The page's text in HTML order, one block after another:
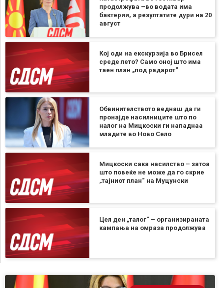
продолжува –во водата има
бактерии, а резултатите дури на 20
август
Кој оди на екскурзија во Брисел
среде лето? Само оној што има
таен план „под радарот“
Обвинителството веднаш да ги
пронајде насилниците што по
налог на Мицкоски ги нападнаа
младите во Ново Село
Мицкоски сака насилство – затоа
што повеќе не може да го скрие
„тајниот план“ на Муцунски
Цел ден „талог“ – организираната
кампања на омраза продолжува